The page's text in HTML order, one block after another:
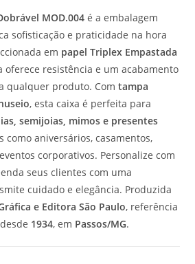
MOD.004 é a embalagem
sofisticação e praticidade na hora
em papel Triplex Empastada
oferece resistência e um acabamento
qualquer produto. Comtampa
, esta caixa é perfeita para
semijoias, mimos e presentes
como aniversários, casamentos,
corporativos. Personalize com
seus clientes com uma
cuidado e elegância. Produzida
e Editora São Paulo, referência
1934, em Passos/MG.